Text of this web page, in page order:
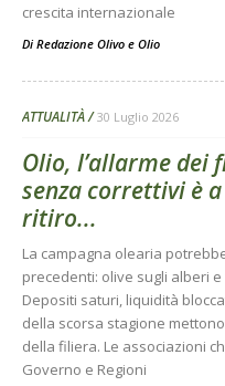
crescita internazionale
Di Redazione Olivo e Olio
ATTUALITÀ 30 Luglio 2026
Olio, l’allarme dei
senza correttivi è
ritiro...
La campagna olearia
precedenti: olive sugli alberi
Depositi saturi, liquidità
della scorsa stagione
della filiera. Le associazioni
Governo e Regioni